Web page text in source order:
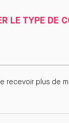
LE TYPE DE
recevoir plus de